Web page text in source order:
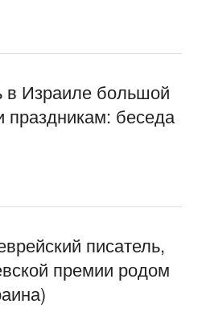
в Израиле большой
беседа
писатель,
премии родом